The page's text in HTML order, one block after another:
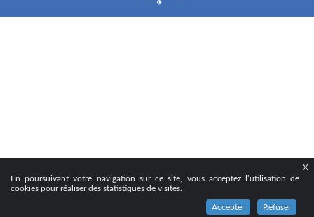
X
En poursuivant votre navigation sur ce site, vous acceptez l’utilisation de
cookies pour réaliser des statistiques de visites.
Accepter Refuser